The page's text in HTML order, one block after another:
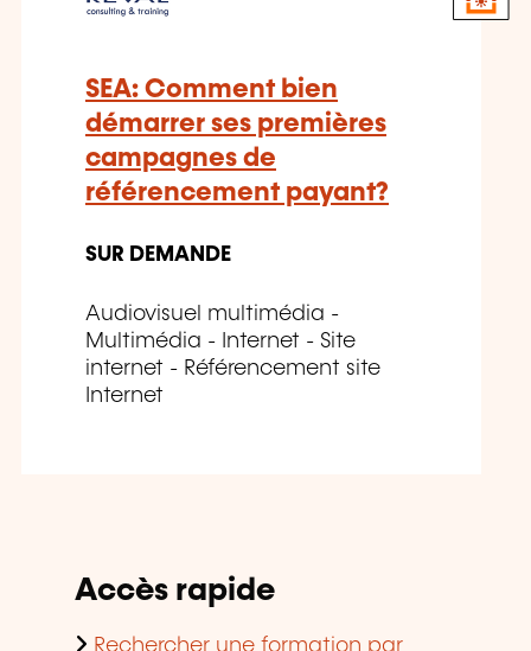
SEA: Comment bien
démarrer ses premières
campagnes de
référencement payant?
SUR DEMANDE
Audiovisuel multimédia -
Multimédia - Internet - Site
internet - Référencement site
Internet
Accès rapide
Rechercher une formation par